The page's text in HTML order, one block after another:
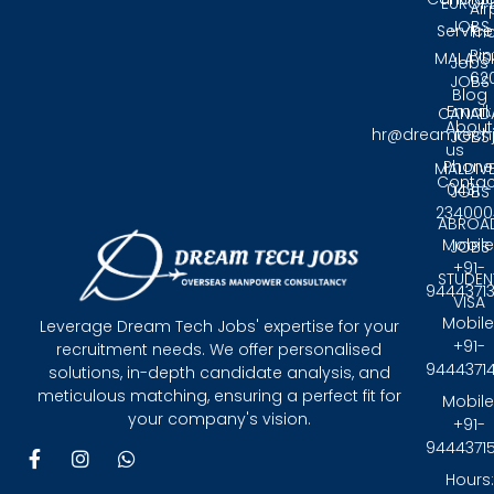
Leverage Dream Tech Jobs' expertise for your
recruitment needs. We offer personalised
solutions, in-depth candidate analysis, and
meticulous matching, ensuring a perfect fit for
your company's vision.
F
a
I
W
JOBS
JOBS
JOBS
JOBS
JOBS
VISA
Jobs
Blog
About
us
Pin:
Email:
0431 -
+91-
+91-
+91-
Hours: